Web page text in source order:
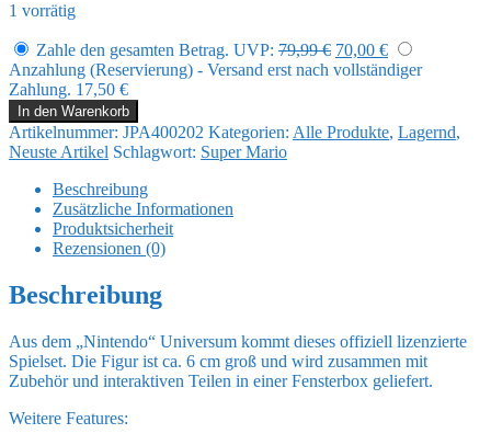
1 vorrätig
Zahle den gesamten Betrag. UVP: 79,99€ Ursprünglicher
Preis
70,00 €Aktueller
Preis
Anzahlung (Reservierung) - Versand erst nach vollständiger
Zahlung. 17,50 €
World
of
Nintendo
Mario
Deluxe
Spielset
Bowsers
Menge
In den Warenkorb
Artikelnummer: JPA400202 Kategorien: Alle Produkte, Lagernd,
Neuste Artikel Schlagwort: Super Mario
Beschreibung
Zusätzliche Informationen
Produktsicherheit
Rezensionen (0)
Beschreibung
Aus dem „Nintendo“ Universum kommt dieses offiziell lizenzierte
Spielset. Die Figur ist ca. 6 cm groß und wird zusammen mit
Zubehör und interaktiven Teilen in einer Fensterbox geliefert.
Weitere Features: